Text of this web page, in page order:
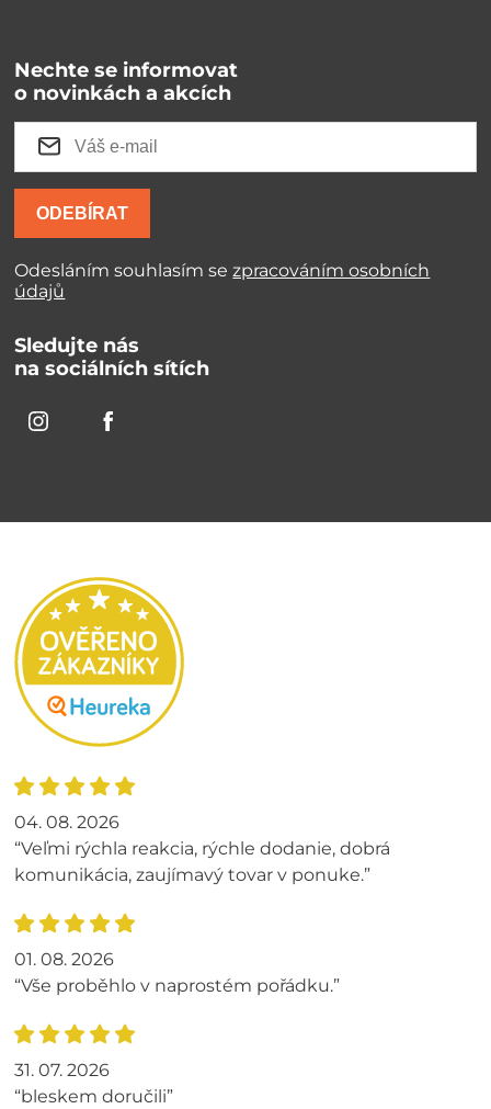
Nechte se informovat
o novinkách a akcích
ODEBÍRAT
Odesláním souhlasím sezpracováním osobních
údajů
Sledujte nás
na sociálních sítích
04. 08. 2026
“Veľmi rýchla reakcia, rýchle dodanie, dobrá
komunikácia, zaujímavý tovar v ponuke.”
01. 08. 2026
“Vše proběhlo v naprostém pořádku.”
31. 07. 2026
“bleskem doručili”